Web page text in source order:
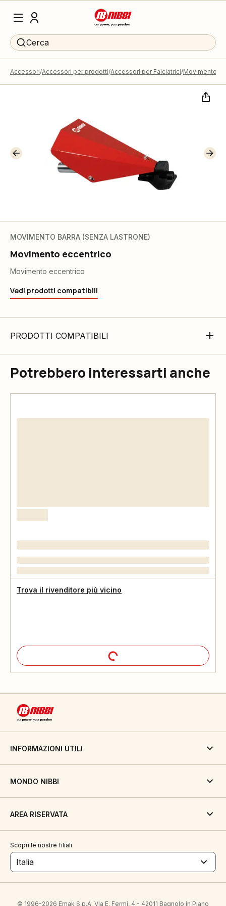
Cerca
Accessori Accessori per prodotti Accessori per Falciatrici Movimento
MOVIMENTO BARRA (SENZA LASTRONE)
Movimento eccentrico
Movimento eccentrico
Vedi prodotti compatibili
PRODOTTI COMPATIBILI
Potrebbero interessarti anche
Trova il rivenditore più vicino
INFORMAZIONI UTILI
MONDO NIBBI
AREA RISERVATA
Scopri le nostre filiali
Italia
© 1996-2026 Emak S.p.A. Via E. Fermi, 4 - 42011 Bagnolo in Piano